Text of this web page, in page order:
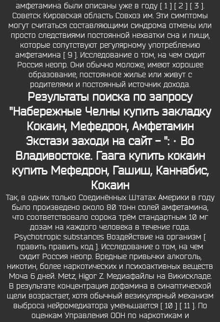
амфетамина были описаны уже в году [ 1 ] [ 2 ] [ 3 ].
Советск Кировская область Совхоз им. Эти симптомы
могут считаться составляющими синдрома отмены или
просто следствиями постоянной нехватки сна и пищи,
которые сопутствуют регулярному употреблению
амфетамина [ 9 ]. Исследование о том, на чем сидит
Россия неопр. Они обычно моложе, имеют хорошее
образование, постоянное жилье или живут с
родителями и постоянный источник дохода.
Результаты поиска по запросу
"Набережные Челны купить закладку
Кокаин, Мефедрон, Амфетамин
Экстази заходи на сайт - ": · Во
Владивостоке. Гаага купить кокаин
купить Мефедрон, Гашиш, Каннабис,
Кокаин
Так, в одних только Соединённых Штатах Америки в году
было произведено около 80 тонн солей амфетамина,
что соответствовало сорока трём стандартным 10 мг
дозам на каждого человека в течение года.
Psychotropic substances Воздействие на организм [
править править код ]. Исследование о том, на чем
сидит Россия неопр. Вредные привычки алкоголь,
никотин, более наркотических и психоактивных веществ
Моча 6 дней. Metz, Higor Z. Медиафайлы на Викискладе.
В результате концентрация дофамина в синаптической
щели возрастает, хотя обычный везикулярный механизм
выброса нейромедиатора уменьшается [ 10 ] [ 11 ]. По
оценкам Управления ООН по наркотикам и